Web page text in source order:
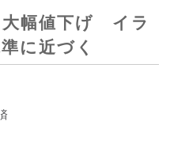
大幅値下げ イラ
に近づく